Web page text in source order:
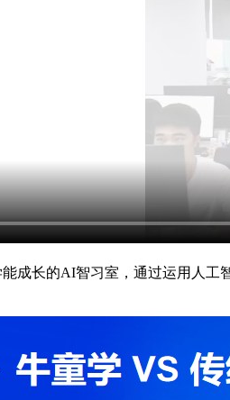
成长的AI智习室，通过运用人工